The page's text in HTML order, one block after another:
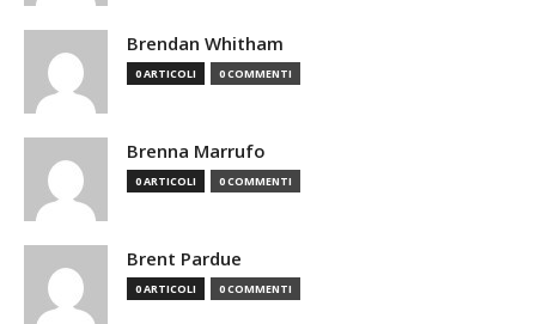
Brendan Whitham
0 ARTICOLI 0 COMMENTI
Brenna Marrufo
0 ARTICOLI 0 COMMENTI
Brent Pardue
0 ARTICOLI 0 COMMENTI